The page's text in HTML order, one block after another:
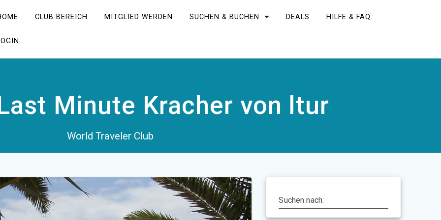
CLUB BEREICH MITGLIED WERDEN SUCHEN & BUCHEN DEALS HILFE & FAQ
Minute Kracher von ltur
World Traveler Club
Suchen nach: